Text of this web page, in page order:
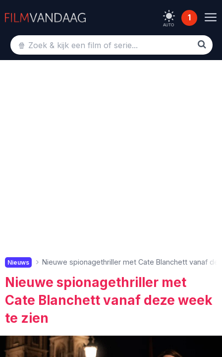
AUTO
1
Nieuws Nieuwe spionagethriller met Cate Blanchett vanaf
Nieuwe spionagethriller met
Cate Blanchett vanaf deze week
te zien